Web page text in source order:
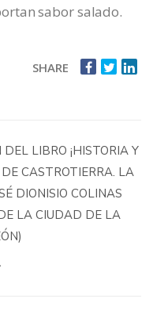
sabor salado.
SHARE
LIBRO ¡HISTORIA Y
CASTROTIERRA. LA
DIONISIO COLINAS
LA CIUDAD DE LA